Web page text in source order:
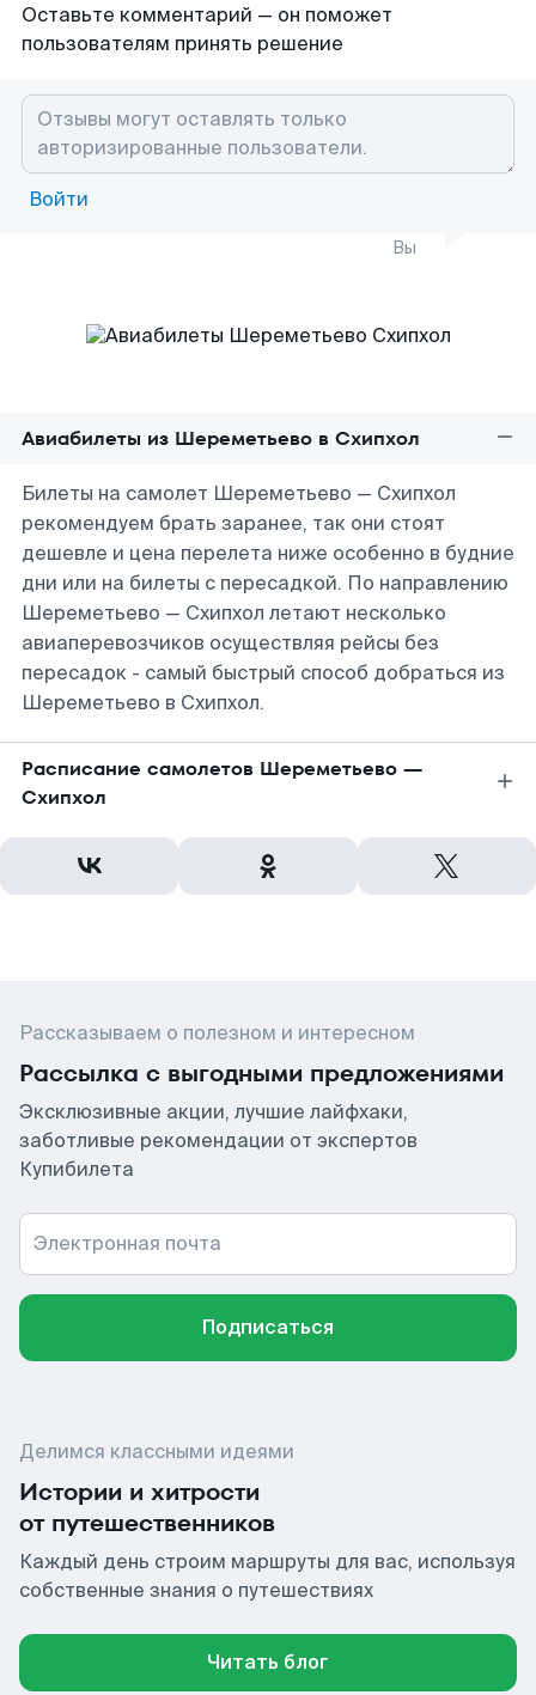
Оставьте комментарий — он поможет
пользователям принять решение
Войти
Вы
Авиабилеты из Шереметьево в Схипхол
Билеты на самолет Шереметьево — Схипхол
рекомендуем брать заранее, так они стоят
дешевле и цена перелета ниже особенно в будние
дни или на билеты с пересадкой. По направлению
Шереметьево — Схипхол летают несколько
авиаперевозчиков осуществляя рейсы без
пересадок - самый быстрый способ добраться из
Шереметьево в Схипхол.
Расписание самолетов Шереметьево —
Схипхол
Рассказываем о полезном и интересном
Рассылка с выгодными предложениями
Эксклюзивные акции, лучшие лайфхаки,
заботливые рекомендации от экспертов
Купибилета
Электронная почта
Подписаться
Делимся классными идеями
Истории и хитрости
от путешественников
Каждый день строим маршруты для вас, используя
собственные знания о путешествиях
Читать блог